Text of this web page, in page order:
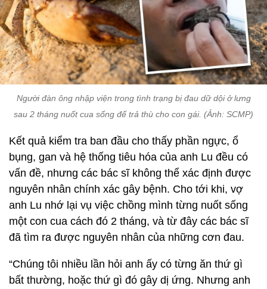
Người đàn ông nhập viện trong tình trạng bị đau dữ dội ở lưng
sau 2 tháng nuốt cua sống để trả thù cho con gái. (Ảnh: SCMP)
Kết quả kiểm tra ban đầu cho thấy phần ngực, ổ
bụng, gan và hệ thống tiêu hóa của anh Lu đều có
vấn đề, nhưng các bác sĩ không thể xác định được
nguyên nhân chính xác gây bệnh. Cho tới khi, vợ
anh Lu nhớ lại vụ việc chồng mình từng nuốt sống
một con cua cách đó 2 tháng, và từ đây các bác sĩ
đã tìm ra được nguyên nhân của những cơn đau.
“Chúng tôi nhiều lần hỏi anh ấy có từng ăn thứ gì
bất thường, hoặc thứ gì đó gây dị ứng. Nhưng anh